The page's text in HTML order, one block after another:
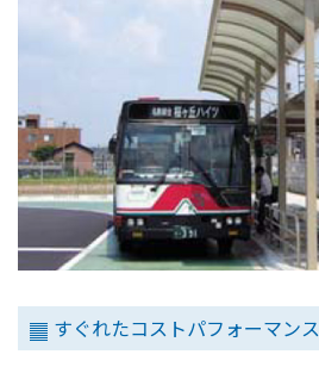
すぐれたコストパフォーマンス